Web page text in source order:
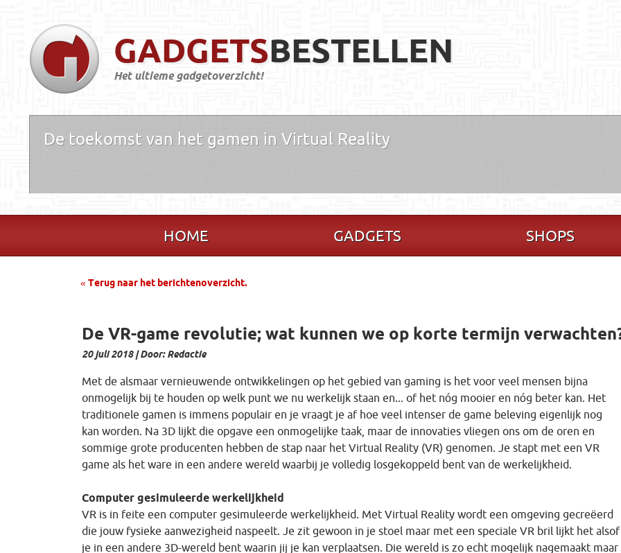
GADGETSBESTELLEN
Het ultieme gadgetoverzicht!
De toekomst van het gamen in Virtual Reality
HOME GADGETS SHOPS
« Terug naar het berichtenoverzicht.
De VR-game revolutie; wat kunnen we op korte termijn
20 juli 2018 | Door: Redactie
Met de alsmaar vernieuwende ontwikkelingen op het gebied van gaming is het voor veel mensen bijna
onmogelijk bij te houden op welk punt we nu werkelijk staan en... of het nóg mooier en nóg beter kan. Het
traditionele gamen is immens populair en je vraagt je af hoe veel intenser de game beleving eigenlijk nog
kan worden. Na 3D lijkt die opgave een onmogelijke taak, maar de innovaties vliegen ons om de oren en
sommige grote producenten hebben de stap naar het Virtual Reality (VR) genomen. Je stapt met een VR
game als het ware in een andere wereld waarbij je volledig losgekoppeld bent van de werkelijkheid.
Computer gesimuleerde werkelijkheid
VR is in feite een computer gesimuleerde werkelijkheid. Met Virtual Reality wordt een omgeving gecreëerd
die jouw fysieke aanwezigheid naspeelt. Je zit gewoon in je stoel maar met een speciale VR bril lijkt het alsof
je in een andere 3D-wereld bent waarin jij je kan verplaatsen. Die wereld is zo echt mogelijk nagemaakt maar